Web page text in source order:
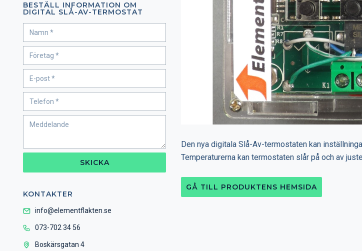
BESTÄLL INFORMATION OM
DIGITAL SLÅ-AV-TERMOSTAT
SKICKA
KONTAKTER
info@elementflakten.se
073-702 34 56
Boskärsgatan 4
Den nya digitala Slå-Av-termostaten kan
Temperaturerna kan termostaten slår på och av
GÅ TILL PRODUKTENS HEMSIDA